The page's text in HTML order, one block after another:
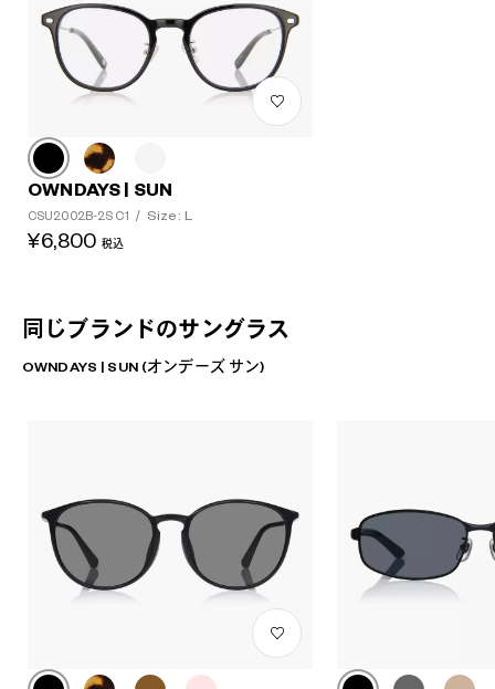
OWNDAYS | SUN
CSU2002B-2S C1 / Size: L
¥6,800 税込
同じブランドのサングラス
OWNDAYS | SUN (オンデーズ サン)